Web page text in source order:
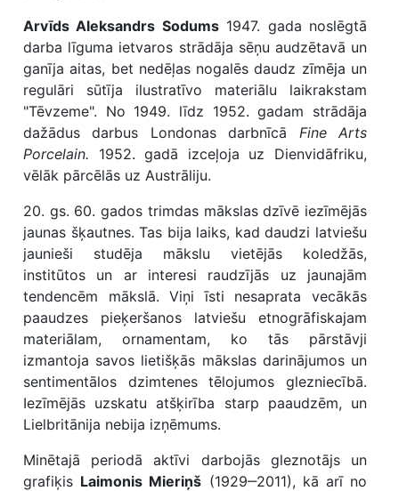
Arvīds Aleksandrs Sodums1947. gada noslēgtā
darba līguma ietvaros strādāja sēņu audzētavā un
ganīja aitas, bet nedēļas nogalēs daudz zīmēja un
regulāri sūtīja ilustratīvo materiālu laikrakstam
"Tēvzeme". No 1949. līdz 1952. gadam strādāja
dažādus darbus Londonas darbnīcā Fine Arts
Porcelain. 1952. gadā izceļoja uz Dienvidāfriku,
vēlāk pārcēlās uz Austrāliju.
20. gs. 60. gados trimdas mākslas dzīvē iezīmējās
jaunas šķautnes. Tas bija laiks, kad daudzi latviešu
jaunieši studēja mākslu vietējās koledžās,
institūtos un ar interesi raudzījās uz jaunajām
tendencēm mākslā. Viņi īsti nesaprata vecākās
paaudzes pieķeršanos latviešu etnogrāfiskajam
materiālam, ornamentam, ko tās pārstāvji
izmantoja savos lietišķās mākslas darinājumos un
sentimentālos dzimtenes tēlojumos glezniecībā.
Iezīmējās uzskatu atšķirība starp paaudzēm, un
Lielbritānija nebija izņēmums.
Minētajā periodā aktīvi darbojās gleznotājs un
grafiķis Laimonis Mieriņš (1929‒2011), kā arī no